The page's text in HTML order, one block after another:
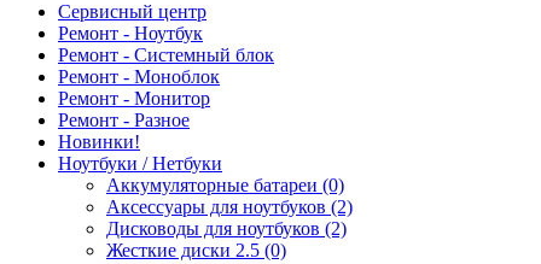
Сервисный центр
Ремонт - Ноутбук
Ремонт - Системный блок
Ремонт - Моноблок
Ремонт - Монитор
Ремонт - Разное
Новинки!
Ноутбуки / Нетбуки
Аккумуляторные батареи (0)
Аксессуары для ноутбуков (2)
Дисководы для ноутбуков (2)
Жесткие диски 2.5 (0)